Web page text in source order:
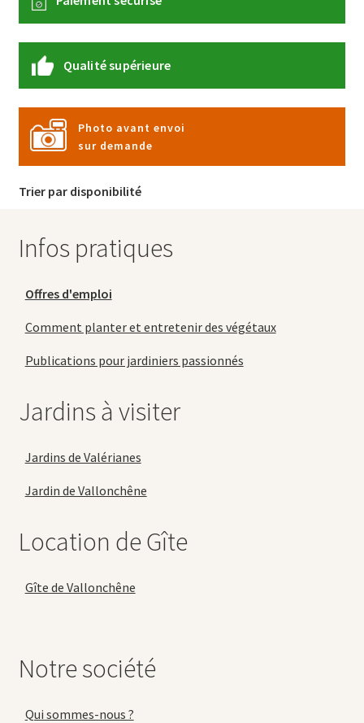
Qualité supérieure
Photo avant envoi
sur demande
Trier par disponibilité
Infos pratiques
Offres d'emploi
Comment planter et entretenir des végétaux
Publications pour jardiniers passionnés
Jardins à visiter
Jardins de Valérianes
Jardin de Vallonchêne
Location de Gîte
Gîte de Vallonchêne
Notre société
Qui sommes-nous ?